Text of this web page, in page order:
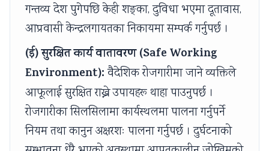
गन्तव्य देश पुगेपछि केही शङ्का, दुविधा भएमा दूतावास,
आप्रवासी केन्द्रलगायतका निकायमा सम्पर्क गर्नुपर्छ ।
(ई) सुरक्षित कार्य वातावरण (Safe Working
Environment):वैदेशिक रोजगारीमा जाने व्यक्तिले
आफूलाई सुरक्षित राख्ने उपायहरू थाहा पाउनुपर्छ ।
रोजगारीका सिलसिलामा कार्यस्थलमा पालना गर्नुपर्ने
नियम तथा कानुन अक्षरशः पालना गर्नुपर्छ । दुर्घटनाको